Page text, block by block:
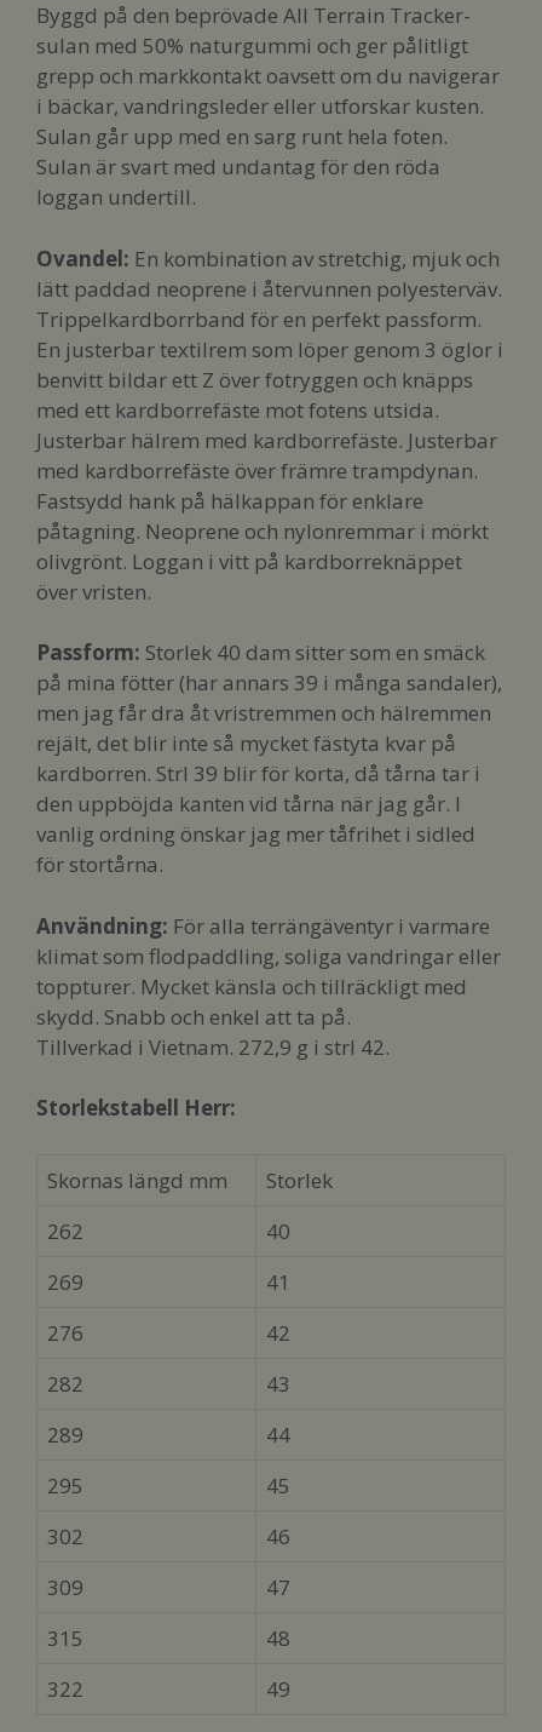
Byggd på den beprövade All Terrain Tracker-
sulan med 50% naturgummi och ger pålitligt
grepp och markkontakt oavsett om du navigerar
i bäckar, vandringsleder eller utforskar kusten.
Sulan går upp med en sarg runt hela foten.
Sulan är svart med undantag för den röda
loggan undertill.
Ovandel: En kombination av stretchig, mjuk och
lätt paddad neoprene i återvunnen polyesterväv.
Trippelkardborrband för en perfekt passform.
En justerbar textilrem som löper genom 3 öglor i
benvitt bildar ett Z över fotryggen och knäpps
med ett kardborrefäste mot fotens utsida.
Justerbar hälrem med kardborrefäste. Justerbar
med kardborrefäste över främre trampdynan.
Fastsydd hank på hälkappan för enklare
påtagning. Neoprene och nylonremmar i mörkt
olivgrönt. Loggan i vitt på kardborreknäppet
över vristen.
Passform: Storlek 40 dam sitter som en smäck
på mina fötter (har annars 39 i många sandaler),
men jag får dra åt vristremmen och hälremmen
rejält, det blir inte så mycket fästyta kvar på
kardborren. Strl 39 blir för korta, då tårna tar i
den uppböjda kanten vid tårna när jag går. I
vanlig ordning önskar jag mer tåfrihet i sidled
för stortårna.
Användning: För alla terrängäventyr i varmare
klimat som flodpaddling, soliga vandringar eller
toppturer. Mycket känsla och tillräckligt med
skydd. Snabb och enkel att ta på.
Tillverkad i Vietnam. 272,9 g i strl 42.
Storlekstabell Herr:
Skornas längd mm
Storlek
262
40
269
41
276
42
282
43
289
44
295
45
302
46
309
47
315
48
322
49